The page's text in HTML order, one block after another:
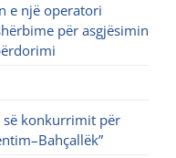
e një operatori
për asgjësimin
konkurrimit për